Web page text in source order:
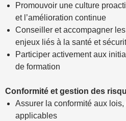
Promouvoir une culture
et l’amélioration continue
Conseiller et accompagner
enjeux liés à la santé et
Participer activement aux
de formation
Conformité et gestion des
Assurer la conformité aux
applicables